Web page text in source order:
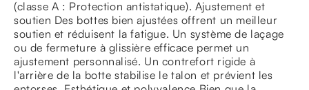
(classe A : Protection antistatique). Ajustement et
soutien Des bottes bien ajustées offrent un meilleur
soutien et réduisent la fatigue. Un système de laçage
ou de fermeture à glissière efficace permet un
ajustement personnalisé. Un contrefort rigide à
l'arrière de la botte stabilise le talon et prévient les